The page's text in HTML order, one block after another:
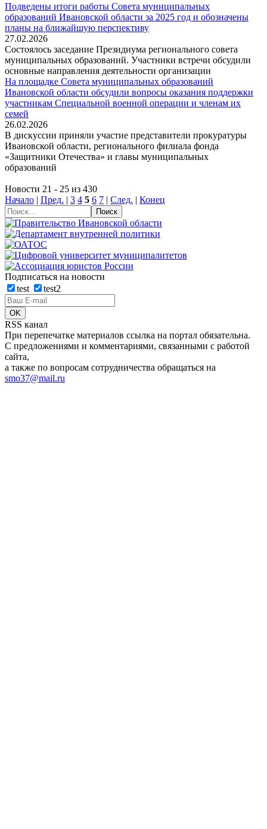
Подведены итоги работы Совета муниципальных
образований Ивановской области за 2025 год и обозначены
планы на ближайшую перспективу
27.02.2026
Состоялось заседание Президиума регионального совета
муниципальных образований. Участники встречи обсудили
основные направления деятельности организации
На площадке Совета муниципальных образований
Ивановской области обсудили вопросы оказания поддержки
участникам Специальной военной операции и членам их
семей
26.02.2026
В дискуссии приняли участие представители прокуратуры
Ивановской области, регионального филиала фонда
«Защитники Отечества» и главы муниципальных
образований
Новости 21 - 25 из 430
Начало | Пред. | 3 4 5 6 7 | След. | Конец
Подписаться на новости
test
test2
RSS канал
При перепечатке материалов ссылка на портал обязательна.
С предложениями и комментариями, связанными с работой
сайта,
а также по вопросам сотрудничества обращаться на
smo37@mail.ru